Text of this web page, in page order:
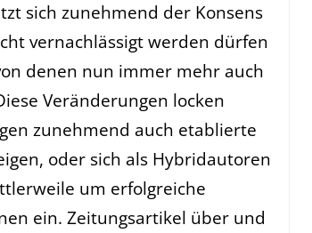
sich zunehmend der Konsens
vernachlässigt werden dürfen
denen nun immer mehr auch
Veränderungen locken
zunehmend auch etablierte
oder sich als Hybridautoren
um erfolgreiche
ein. Zeitungsartikel über und